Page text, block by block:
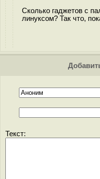
Сколько гаджетов с
линуксом? Так что,
Текст: